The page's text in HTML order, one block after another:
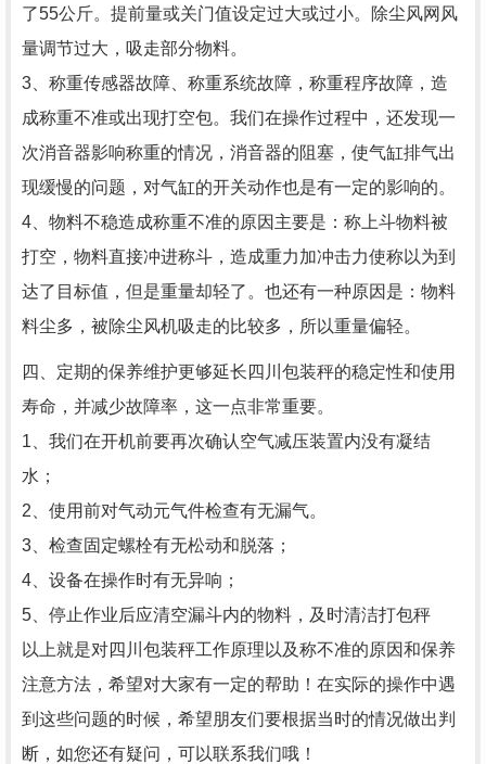
了55公斤。提前量或关门值设定过大或过小。除尘风网风
量调节过大，吸走部分物料。
3、称重传感器故障、称重系统故障，称重程序故障，造
成称重不准或出现打空包。我们在操作过程中，还发现一
次消音器影响称重的情况，消音器的阻塞，使气缸排气出
现缓慢的问题，对气缸的开关动作也是有一定的影响的。
4、物料不稳造成称重不准的原因主要是：称上斗物料被
打空，物料直接冲进称斗，造成重力加冲击力使称以为到
达了目标值，但是重量却轻了。也还有一种原因是：物料
料尘多，被除尘风机吸走的比较多，所以重量偏轻。
四、定期的保养维护更够延长四川包装秤的稳定性和使用
寿命，并减少故障率，这一点非常重要。
1、我们在开机前要再次确认空气减压装置内没有凝结
水；
2、使用前对气动元气件检查有无漏气。
3、检查固定螺栓有无松动和脱落；
4、设备在操作时有无异响；
5、停止作业后应清空漏斗内的物料，及时清洁打包秤
以上就是对四川包装秤工作原理以及称不准的原因和保养
注意方法，希望对大家有一定的帮助！在实际的操作中遇
到这些问题的时候，希望朋友们要根据当时的情况做出判
断，如您还有疑问，可以联系我们哦！